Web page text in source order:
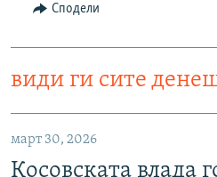
Сподели
види ги сите
март 30, 2026
Косовската влада